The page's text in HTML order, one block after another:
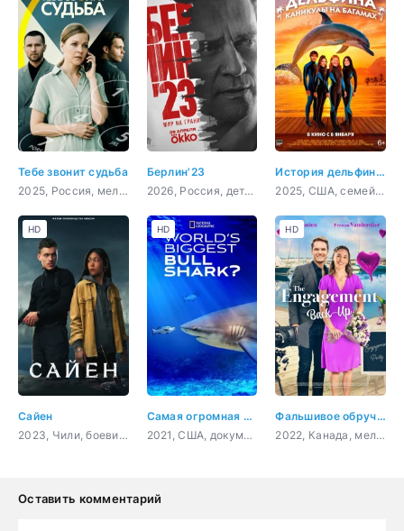
Тебе звонит судьба
2025, Россия, мелодрама
Берлин'23
2026, Россия, детектив
История дельфина: Каникулы на Багамах
2025, США, семейный
Сайен
2023, Чили, боевик, триллер
HD
Самая огромная акула-бык
2021, США, документальный
HD
Фальшивое обручение
2022, Канада, мелодрама, комедия
HD
Оставить комментарий